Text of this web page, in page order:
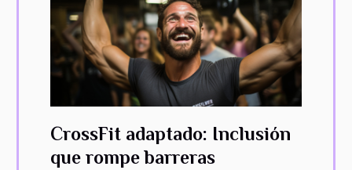
CrossFit adaptado: Inclusión
que rompe barreras